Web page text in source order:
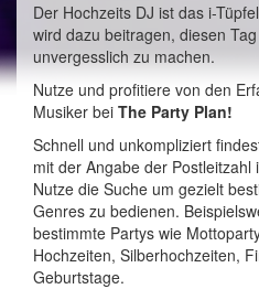
Der Hochzeits DJ ist das i-
wird dazu beitragen, diesen
unvergesslich zu machen.
Nutze und profitiere von den
Musiker bei The Party Plan!
Schnell und unkompliziert
mit der Angabe der Postleitzahl
Nutze die Suche um gezielt
Genres zu bedienen.
bestimmte Partys wie
Hochzeiten, Silberhochzeiten,
Geburtstage.